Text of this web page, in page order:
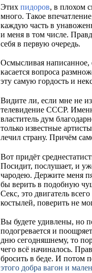
Этих пидоров, в плохом
много. Такое
каждую часть в
и меня в том числе.
себя в первую очередь.
Осмысливая написанное,
касается вопроса
эту самую гордость и
Видите ли, если мне не
телевидение СССР.
властитель дум
только известные
лечил страну. Причём
Вот придёт
Посидит, послушает, и
чародею. Держите меня
бы верить в подобную
Секс, это двигатель
костылей, поверить не
Вы будете удивлены, но
подогревается и
дню сегодняшнему, то
чего всё начиналось.
бросить в беде. И потом
этого добра вагон и